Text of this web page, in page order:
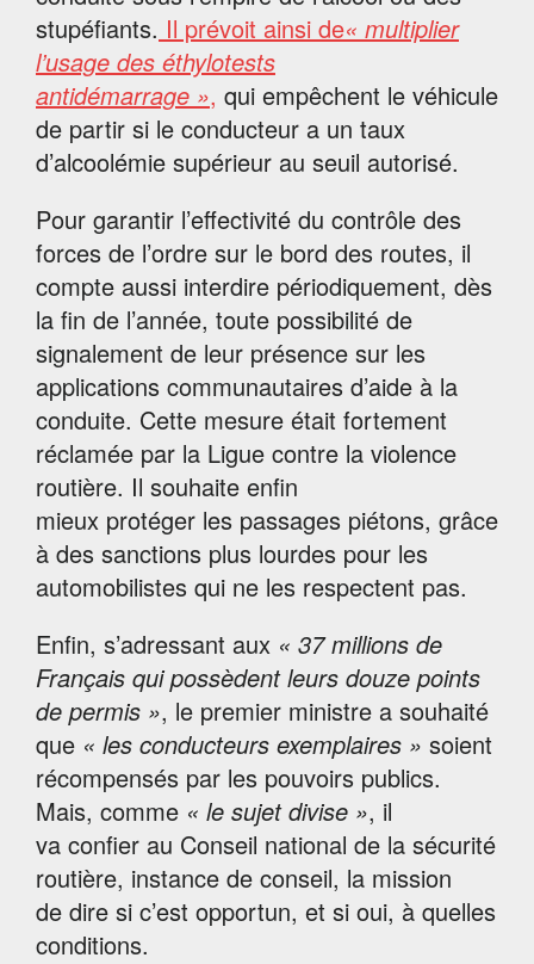
stupéfiants. Il prévoit ainsi de« multiplier
l’usage des éthylotests
antidémarrage », qui empêchent le véhicule
de partir si le conducteur a un taux
d’alcoolémie supérieur au seuil autorisé.
Pour garantir l’effectivité du contrôle des
forces de l’ordre sur le bord des routes, il
compte aussi interdire périodiquement, dès
la fin de l’année, toute possibilité de
signalement de leur présence sur les
applications communautaires d’aide à la
conduite. Cette mesure était fortement
réclamée par la Ligue contre la violence
routière. Il souhaite enfin
mieux protéger les passages piétons, grâce
à des sanctions plus lourdes pour les
automobilistes qui ne les respectent pas.
Enfin, s’adressant aux « 37 millions de
Français qui possèdent leurs douze points
de permis », le premier ministre a souhaité
que « les conducteurs exemplaires » soient
récompensés par les pouvoirs publics.
Mais, comme « le sujet divise », il
va confier au Conseil national de la sécurité
routière, instance de conseil, la mission
de dire si c’est opportun, et si oui, à quelles
conditions.